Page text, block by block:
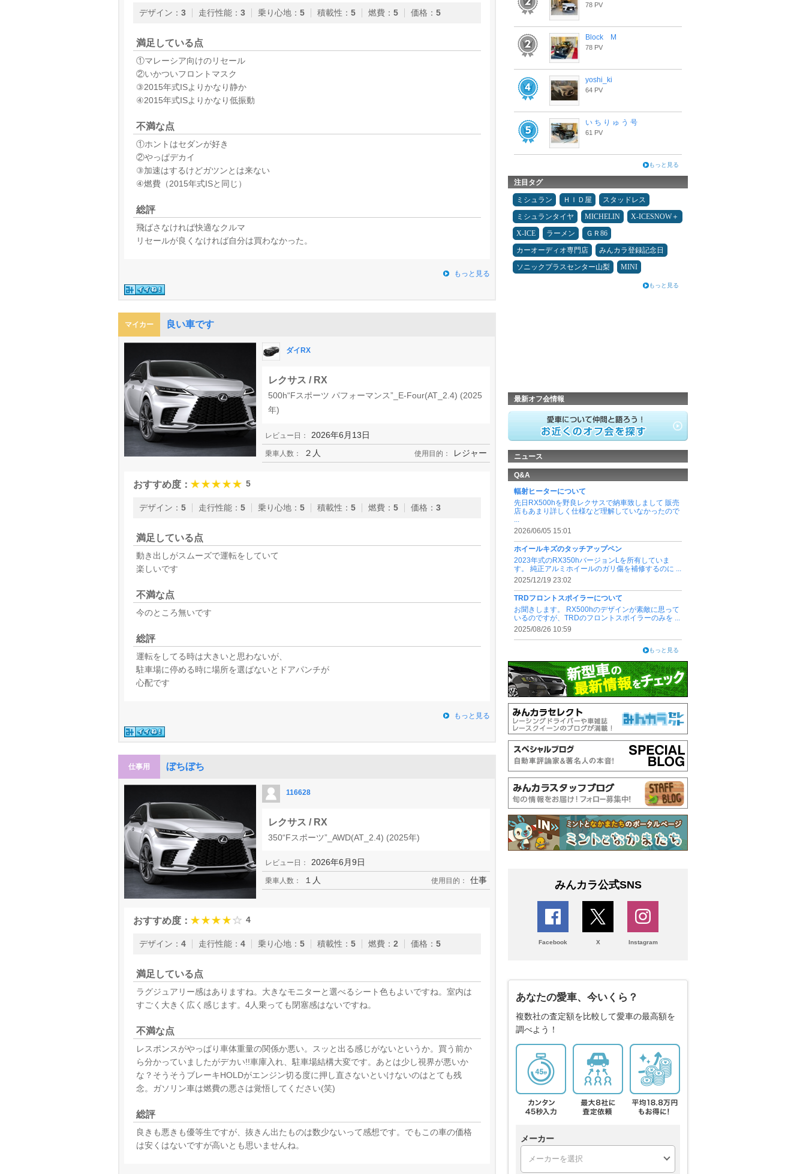
デザイン ： 3 走行性能 ： 3 乗り心地 ： 5 積載性 ： 5 燃費 ： 5 価格 ： 5
満足している点
①マレーシア向けのリセール
②いかついフロントマスク
③2015年式ISよりかなり静か
④2015年式ISよりかなり低振動
不満な点
①ホントはセダンが好き
②やっぱデカイ
③加速はするけどガツンとは来ない
④燃費（2015年式ISと同じ）
総評
飛ばさなければ快適なクルマ
リセールが良くなければ自分は買わなかった。
もっと見る
マイカー 良い車です
ダイRX
レクサス / RX
500h“Fスポーツ パフォーマンス”_E-Four(AT_2.4) (2025
年)
レビュー日： 2026年6月13日
乗車人数： ２人 使用目的： レジャー
おすすめ度： 5
デザイン ： 5 走行性能 ： 5 乗り心地 ： 5 積載性 ： 5 燃費 ： 5 価格 ： 3
満足している点
動き出しがスムーズで運転をしていて
楽しいです
不満な点
今のところ無いです
総評
運転をしてる時は大きいと思わないが、
駐車場に停める時に場所を選ばないとドアパンチが
心配です
もっと見る
仕事用 ぼちぼち
116628
レクサス / RX
350“Fスポーツ”_AWD(AT_2.4) (2025年)
レビュー日： 2026年6月9日
乗車人数： １人 使用目的： 仕事
おすすめ度： 4
デザイン ： 4 走行性能 ： 4 乗り心地 ： 5 積載性 ： 5 燃費 ： 2 価格 ： 5
満足している点
ラグジュアリー感はありますね。大きなモニターと選べるシート色もよいですね。室内は
すごく大きく広く感じます。4人乗っても閉塞感はないですね。
不満な点
レスポンスがやっぱり車体重量の関係か悪い。スッと出る感じがないというか。買う前か
ら分かっていましたがデカい!!車庫入れ、駐車場結構大変です。あとは少し視界が悪いか
な？そうそうブレーキHOLDがエンジン切る度に押し直さないといけないのはとても残
念。ガソリン車は燃費の悪さは覚悟してください(笑)
総評
良きも悪きも優等生ですが、抜きん出たものは数少ないって感想です。でもこの車の価格
は安くはないですが高いとも思いませんね。
78 PV
Block M
78 PV
yoshi_ki
64 PV
い ち り ゅ う 号
61 PV
もっと見る
注目タグ
ミシュラン ＨＩＤ屋
スタッドレス
ミシュランタイヤ
MICHELIN
X-ICESNOW＋
X-ICE
ラーメン
ＧＲ86
カーオーディオ専門店
みんカラ登録記念日
ソニックプラスセンター山梨
MINI
もっと見る
最新オフ会情報
ニュース
Q&A
輻射ヒーターについて
先日RX500hを野良レクサスで納車致しまして 販売
店もあまり詳しく仕様など理解していなかったので
...
2026/06/05 15:01
ホイールキズのタッチアップペン
2023年式のRX350hバージョンLを所有していま
す。 純正アルミホイールのガリ傷を補修するのに ...
2025/12/19 23:02
TRDフロントスポイラーについて
お聞きします。 RX500hのデザインが素敵に思って
いるのですが、TRDのフロントスポイラーのみを ...
2025/08/26 10:59
もっと見る
みんカラ公式SNS
Facebook X Instagram
あなたの愛車、今いくら？
複数社の査定額を比較して愛車の最高額を
調べよう！
メーカー